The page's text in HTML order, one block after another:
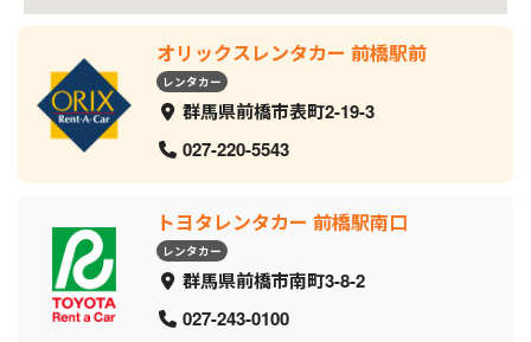
オリックスレンタカー 前橋駅前
レンタカー
群馬県前橋市表町2-19-3
027-220-5543
トヨタレンタカー 前橋駅南口
レンタカー
群馬県前橋市南町3-8-2
027-243-0100